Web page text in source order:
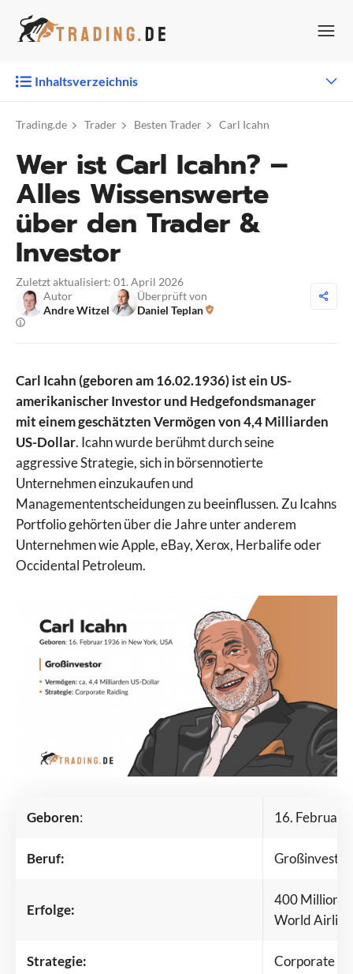
Inhalt
Inhaltsverzeichnis
Trading.de Trader Besten Trader Carl Icahn
Wer ist Carl Icahn? –
Alles Wissenswerte
über den Trader &
Investor
Zuletzt aktualisiert: 01. April 2026
Autor
Andre Witzel
Überprüft von
Daniel Teplan
Carl Icahn (geboren am 16.02.1936) ist ein US-
amerikanischer Investor und Hedgefondsmanager
mit einem geschätzten Vermögen von 4,4 Milliarden
US-Dollar. Icahn wurde berühmt durch seine
aggressive Strategie, sich in börsennotierte
Unternehmen einzukaufen und
Managemententscheidungen zu beeinflussen. Zu Icahns
Portfolio gehörten über die Jahre unter anderem
Unternehmen wie Apple, eBay, Xerox, Herbalife oder
Occidental Petroleum.
Geboren: 16. Februar
Beruf: Großinvestor
Erfolge:
400
World
Strategie: Corporate